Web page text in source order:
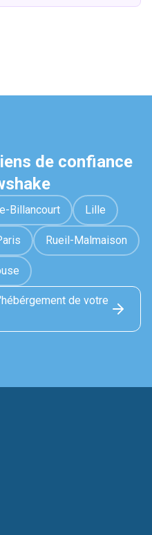
de confiance
Billancourt Lille
Rueil-Malmaison
de votre